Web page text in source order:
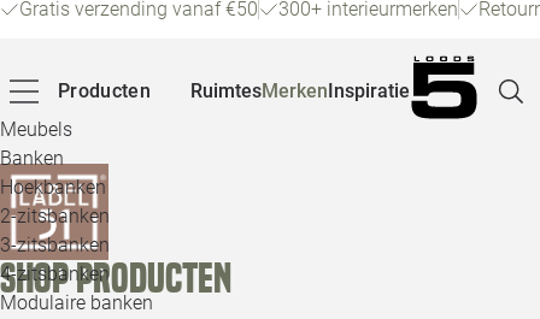
Gratis verzending vanaf €50 300+ interieurmerken
Producten
Meubels
Banken
Hoekbanken
2-zitsbanken
3-zitsbanken
4-zitsbanken
Modulaire banken
RuimtesMerkenInspiratie
Shop producten